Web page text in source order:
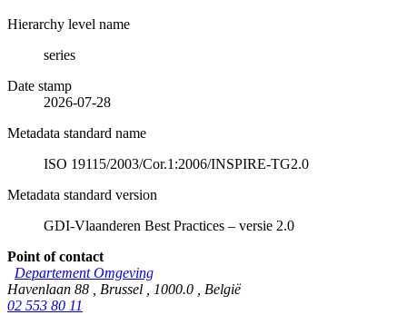
Hierarchy level name
series
Date stamp
2026-07-28
Metadata standard name
ISO 19115/2003/Cor.1:2006/INSPIRE-TG2.0
Metadata standard version
GDI-Vlaanderen Best Practices – versie 2.0
Point of contact
Departement Omgeving
Havenlaan 88
Brussel 1000.0
België
02 553 80 11